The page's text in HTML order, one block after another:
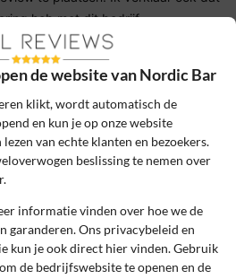
heb met dit bedrijf.
hoe wij zorgen dat reviews
is voor zowel bedrijven als
bevatten sommige pagina's
een commissie kunnen ontvangen.
Bar
reviews
de website van Nordic Bar
klikt, wordt automatisch de
en kun je op onze website
van echte klanten en bezoekers.
beslissing te nemen over
informatie vinden over hoe we de
garanderen. Ons privacybeleid en
kun je ook direct hier vinden. Gebruik
de bedrijfswebsite te openen en de